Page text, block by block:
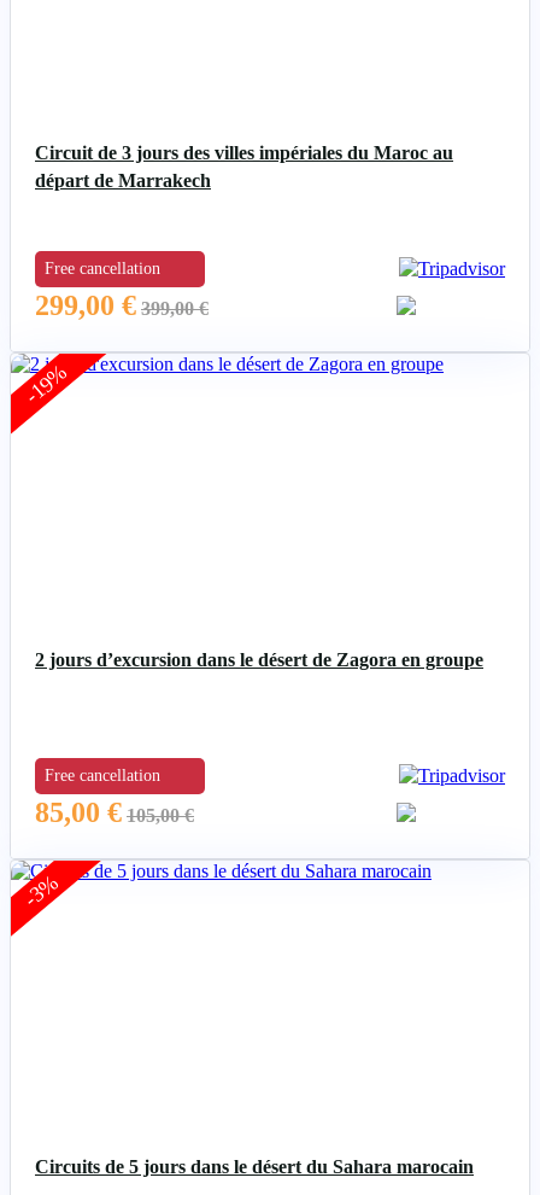
Circuit de 3 jours des villes impériales du Maroc au
départ de Marrakech
Free cancellation
299,00 € 399,00€
-19%
2 jours d’excursion dans le désert de Zagora en groupe
Free cancellation
85,00 € 105,00€
-3%
Circuits de 5 jours dans le désert du Sahara marocain